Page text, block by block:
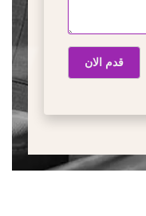
قدم الان